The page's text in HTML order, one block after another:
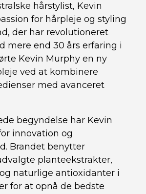
hårstylist, Kevin
for hårpleje og styling
der har revolutioneret
mere end 30 års erfaring i
Kevin Murphy en ny
ved at kombinere
med avanceret
begyndelse har Kevin
innovation og
Brandet benytter
planteekstrakter,
naturlige antioxidanter i
for at opnå de bedste